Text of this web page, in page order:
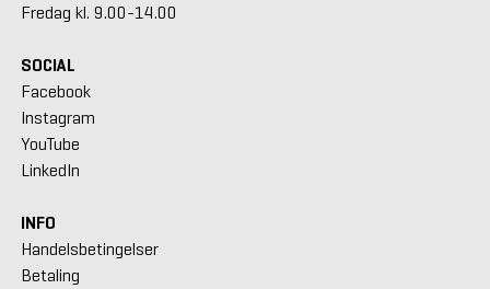
Fredag kl. 9.00-14.00
SOCIAL
Facebook
Instagram
YouTube
LinkedIn
INFO
Handelsbetingelser
Betaling